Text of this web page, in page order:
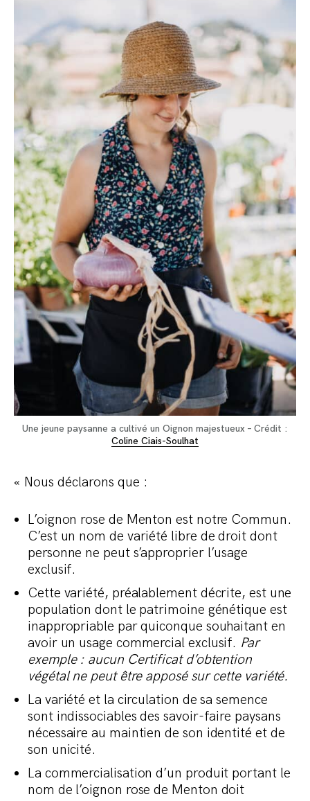
Une jeune paysanne a cultivé un Oignon majestueux – Crédit :
Coline Ciais-Soulhat
« Nous déclarons que :
L’oignon rose de Menton est notre Commun.
C’est un nom de variété libre de droit dont
personne ne peut s’approprier l’usage
exclusif.
Cette variété, préalablement décrite, est une
population dont le patrimoine génétique est
inappropriable par quiconque souhaitant en
avoir un usage commercial exclusif. Par
exemple : aucun Certificat d’obtention
végétal ne peut être apposé sur cette variété.
La variété et la circulation de sa semence
sont indissociables des savoir-faire paysans
nécessaire au maintien de son identité et de
son unicité.
La commercialisation d’un produit portant le
nom de l’oignon rose de Menton doit